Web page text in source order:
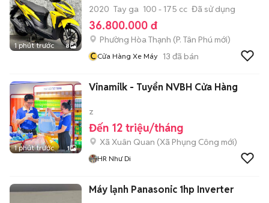
1 phút trước 8
2020 Tay ga 100 - 175 cc Đã sử dụng
36.800.000 đ
Phường Hòa Thạnh (P. Tân Phú mới)
CCửa Hàng Xe Máy 13 đã bán
1 phút trước 1
Vinamilk - Tuyển NVBH Cửa Hàng
z
Đến 12 triệu/tháng
Xã Xuân Quan (Xã Phụng Công mới)
HR Như Di
Máy lạnh Panasonic 1hp Inverter